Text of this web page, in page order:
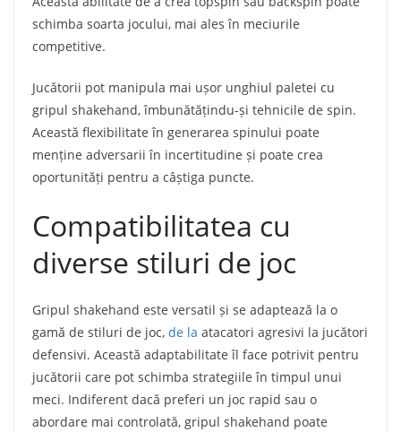
schimba soarta jocului, mai ales în meciurile
competitive.
Jucătorii pot manipula mai ușor unghiul paletei cu
gripul shakehand, îmbunătățindu-și tehnicile de spin.
Această flexibilitate în generarea spinului poate
menține adversarii în incertitudine și poate crea
oportunități pentru a câștiga puncte.
Compatibilitatea cu
diverse stiluri de joc
Gripul shakehand este versatil și se adaptează la o
gamă de stiluri de joc, de la atacatori agresivi la jucători
defensivi. Această adaptabilitate îl face potrivit pentru
jucătorii care pot schimba strategiile în timpul unui
meci. Indiferent dacă preferi un joc rapid sau o
abordare mai controlată, gripul shakehand poate